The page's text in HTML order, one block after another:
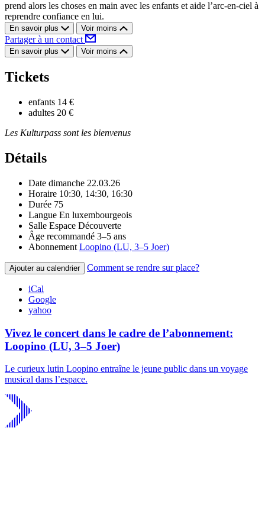
prend alors les choses en main avec les enfants et aide l’arc-en-ciel à
reprendre confiance en lui.
En savoir plus Voir moins
Partager à un contact
En savoir plus Voir moins
Tickets
enfants 14 €
adultes 20 €
Les Kulturpass sont les bienvenus
Détails
Date dimanche 22.03.26
Horaire 10:30, 14:30, 16:30
Durée 75
Langue En luxembourgeois
Salle Espace Découverte
Âge recommandé 3–5 ans
Abonnement Loopino (LU, 3–5 Joer)
Ajouter au calendrier Comment se rendre sur place?
iCal
Google
yahoo
Vivez le concert dans le cadre de l’abonnement:
Loopino (LU, 3–5 Joer)
Le curieux lutin Loopino entraîne le jeune public dans un voyage
musical dans l’espace.